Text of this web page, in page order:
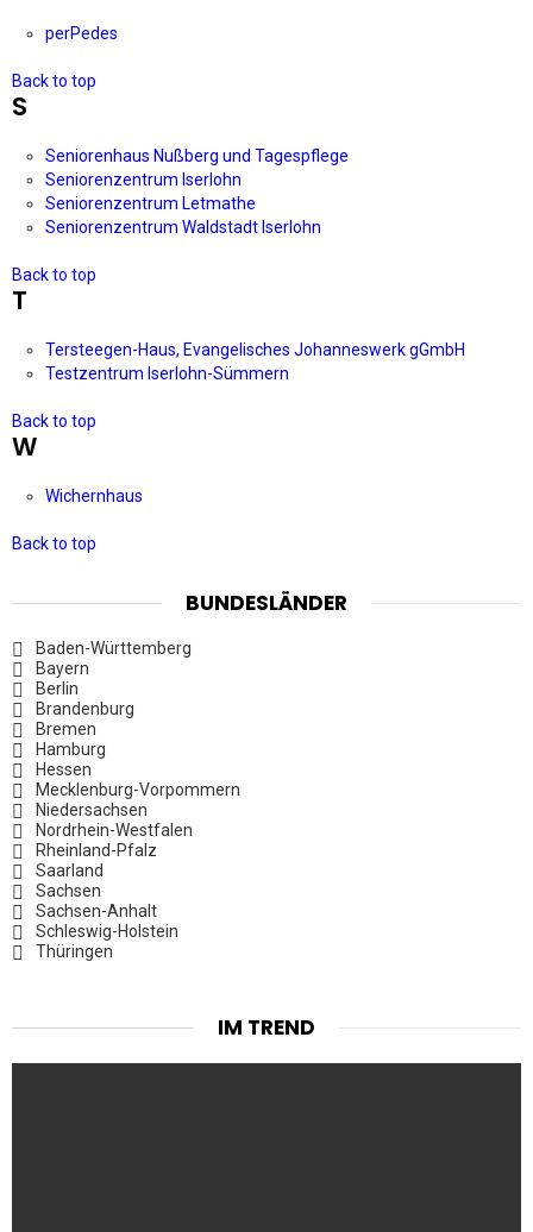
perPedes
Back to top
S
Seniorenhaus Nußberg und Tagespflege
Seniorenzentrum Iserlohn
Seniorenzentrum Letmathe
Seniorenzentrum Waldstadt Iserlohn
Back to top
T
Tersteegen-Haus, Evangelisches Johanneswerk gGmbH
Testzentrum Iserlohn-Sümmern
Back to top
W
Wichernhaus
Back to top
BUNDESLÄNDER
Baden-Württemberg
Bayern
Berlin
Brandenburg
Bremen
Hamburg
Hessen
Mecklenburg-Vorpommern
Niedersachsen
Nordrhein-Westfalen
Rheinland-Pfalz
Saarland
Sachsen
Sachsen-Anhalt
Schleswig-Holstein
Thüringen
IM TREND